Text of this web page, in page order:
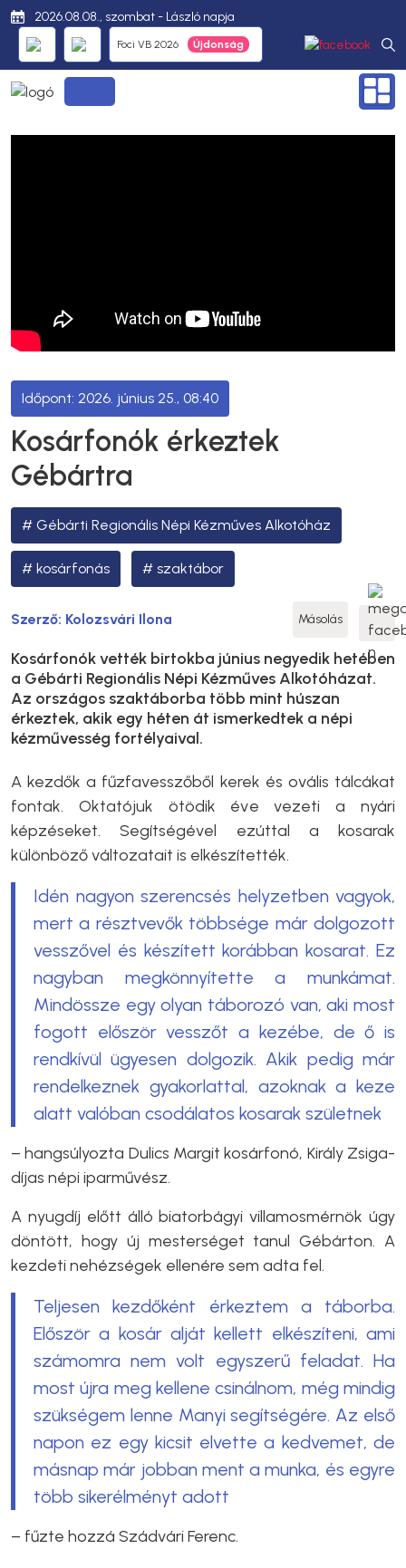
2026.08.08., szombat - László napja
Foci VB 2026
2026. június 25., 08:40
Kosárfonók érkeztek
Gébártra
Gébárti Regionális Népi Kézműves Alkotóház
kosárfonás szaktábor
Szerző: Kolozsvári Ilona Másolás
Kosárfonók vették birtokba június negyedik hetében
a Gébárti Regionális Népi Kézműves Alkotóházat.
Az országos szaktáborba több mint húszan
érkeztek, akik egy héten át ismerkedtek a népi
kézművesség fortélyaival.
A kezdők a fűzfavesszőből kerek és ovális tálcákat
fontak. Oktatójuk ötödik éve vezeti a nyári
képzéseket. Segítségével ezúttal a kosarak
különböző változatait is elkészítették.
Idén nagyon szerencsés helyzetben vagyok,
mert a résztvevők többsége már dolgozott
vesszővel és készített korábban kosarat. Ez
nagyban megkönnyítette a munkámat.
Mindössze egy olyan táborozó van, aki most
fogott először vesszőt a kezébe, de ő is
rendkívül ügyesen dolgozik. Akik pedig már
rendelkeznek gyakorlattal, azoknak a keze
alatt valóban csodálatos kosarak születnek
– hangsúlyozta Dulics Margit kosárfonó, Király Zsiga-
díjas népi iparművész.
A nyugdíj előtt álló biatorbágyi villamosmérnök úgy
döntött, hogy új mesterséget tanul Gébárton. A
kezdeti nehézségek ellenére sem adta fel.
Teljesen kezdőként érkeztem a táborba.
Először a kosár alját kellett elkészíteni, ami
számomra nem volt egyszerű feladat. Ha
most újra meg kellene csinálnom, még mindig
szükségem lenne Manyi segítségére. Az első
napon ez egy kicsit elvette a kedvemet, de
másnap már jobban ment a munka, és egyre
több sikerélményt adott
– fűzte hozzá Szádvári Ferenc.